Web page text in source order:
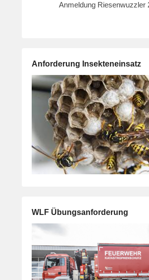
Anmeldung Riesenwuzzler
Anforderung Insekteneinsatz
WLF Übungsanforderung